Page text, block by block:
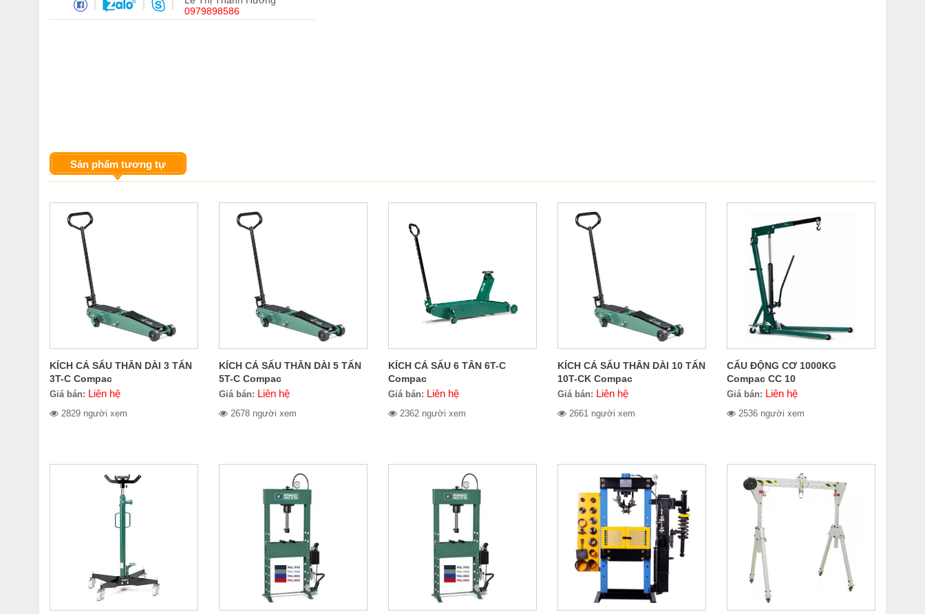
0979898586
Sản phẩm tương tự
KÍCH CÁ SẤU THÂN DÀI 3 TẤN
3T-C Compac
Giá bán: Liên hệ
2829 người xem
KÍCH CÁ SẤU THÂN DÀI 5 TẤN
5T-C Compac
Giá bán: Liên hệ
2678 người xem
KÍCH CÁ SẤU 6 TÂN 6T-C
Compac
Giá bán: Liên hệ
2362 người xem
KÍCH CÁ SẤU THÂN DÀI 10 TẤN
10T-CK Compac
Giá bán: Liên hệ
2661 người xem
CẨU ĐỘNG CƠ 1000KG
Compac CC 10
Giá bán: Liên hệ
2536 người xem